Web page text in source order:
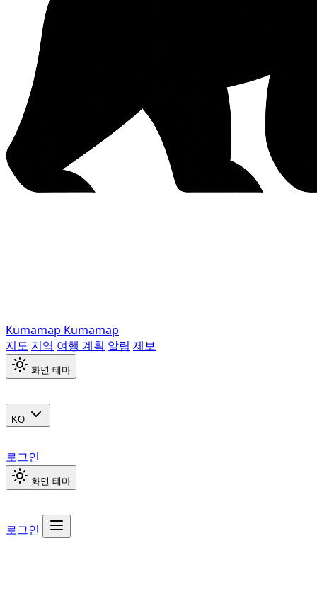
Kumamap Kumamap
지도 지역 여행 계획 알림 제보
화면 테마
KO
로그인
화면 테마
로그인